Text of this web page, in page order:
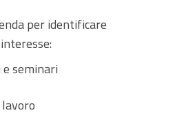
per identificare
seminari